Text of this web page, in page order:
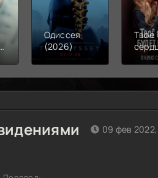
Одиссея
(2026)
Твое
будет
09 фев